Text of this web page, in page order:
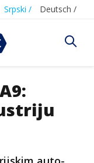
Srpski / Deutsch /